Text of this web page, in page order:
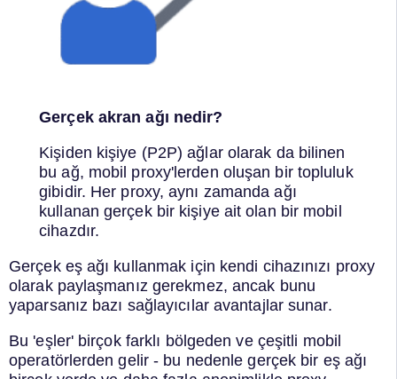
Gerçek akran ağı nedir?
Kişiden kişiye (P2P) ağlar olarak da bilinen
bu ağ, mobil proxy'lerden oluşan bir topluluk
gibidir. Her proxy, aynı zamanda ağı
kullanan gerçek bir kişiye ait olan bir mobil
cihazdır.
Gerçek eş ağı kullanmak için kendi cihazınızı proxy
olarak paylaşmanız gerekmez, ancak bunu
yaparsanız bazı sağlayıcılar avantajlar sunar.
Bu 'eşler' birçok farklı bölgeden ve çeşitli mobil
operatörlerden gelir - bu nedenle gerçek bir eş ağı